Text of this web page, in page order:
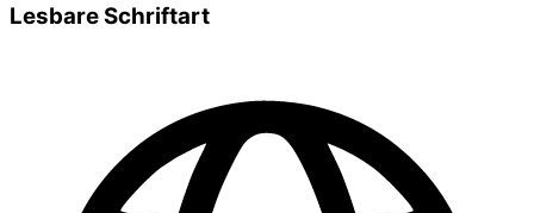
Lesbare Schriftart